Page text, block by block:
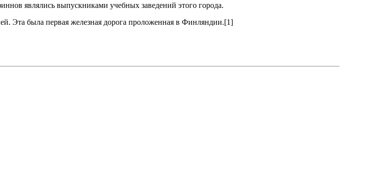
являлись выпускниками учебных заведений этого города.
Эта была первая железная дорога проложенная в Финляндии.[1]